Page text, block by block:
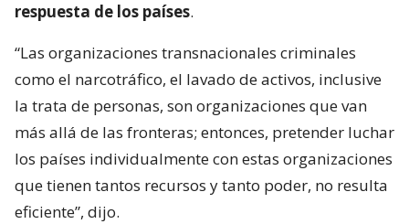
respuesta de los países.
“Las organizaciones transnacionales criminales
como el narcotráfico, el lavado de activos, inclusive
la trata de personas, son organizaciones que van
más allá de las fronteras; entonces, pretender luchar
los países individualmente con estas organizaciones
que tienen tantos recursos y tanto poder, no resulta
eficiente”, dijo.